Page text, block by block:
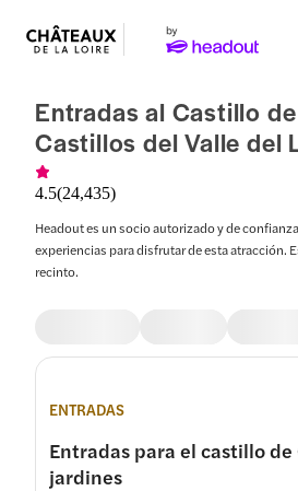
Entradas al Castillo
Castillos del Valle del
4.5(24,435)
Headout es un socio autorizado y de
experiencias para disfrutar de esta atracción.
recinto.
ENTRADAS
Entradas para el castillo de
jardines